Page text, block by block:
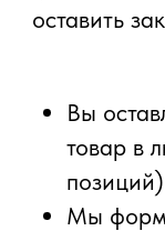
оставить
Вы
товар в
позиций)
Мы